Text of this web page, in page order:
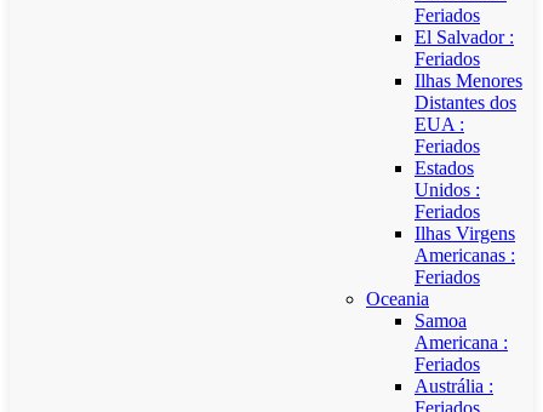
Feriados
El Salvador :
Feriados
Ilhas Menores
Distantes dos
EUA :
Feriados
Estados
Unidos :
Feriados
Ilhas Virgens
Americanas :
Feriados
Oceania
Samoa
Americana :
Feriados
Austrália :
Feriados